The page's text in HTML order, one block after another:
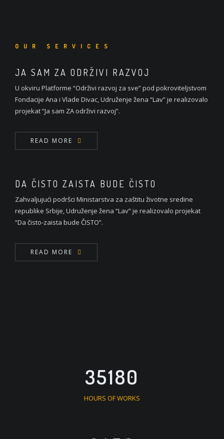
OUR SERVICES
JA SAM ZA ODRŽIVI RAZVOJ
U okviru Platforme “Održivi razvoj za sve” pod pokroviteljstvom
Fondacije Ana i Vlade Divac, Udruženje žena “Lav” je realizovalo
projekat “Ja sam ZA održivi razvoj”.
READ MORE
DA ČISTO ZAISTA BUDE ČISTO
Zahvaljujući podršci Ministarstva za zaštitu životne sredine
republike Srbije, Udruženje žena “Lav” je realizovalo projekat
“Da čisto-zaista bude ČISTO”.
READ MORE
35180
HOURS OF WORKS